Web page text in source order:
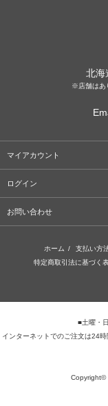
北海
※店舗はあ
マイアカウント
ログイン
お問い合わせ
ホーム / 支払い方
特定商取引法に基づく
■土曜・
インターネットでのご注文は24
Copyright©